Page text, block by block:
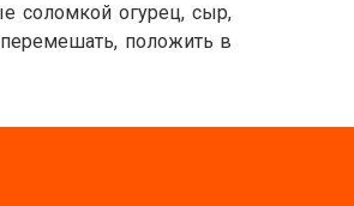
соломкой огурец, сыр,
положить в